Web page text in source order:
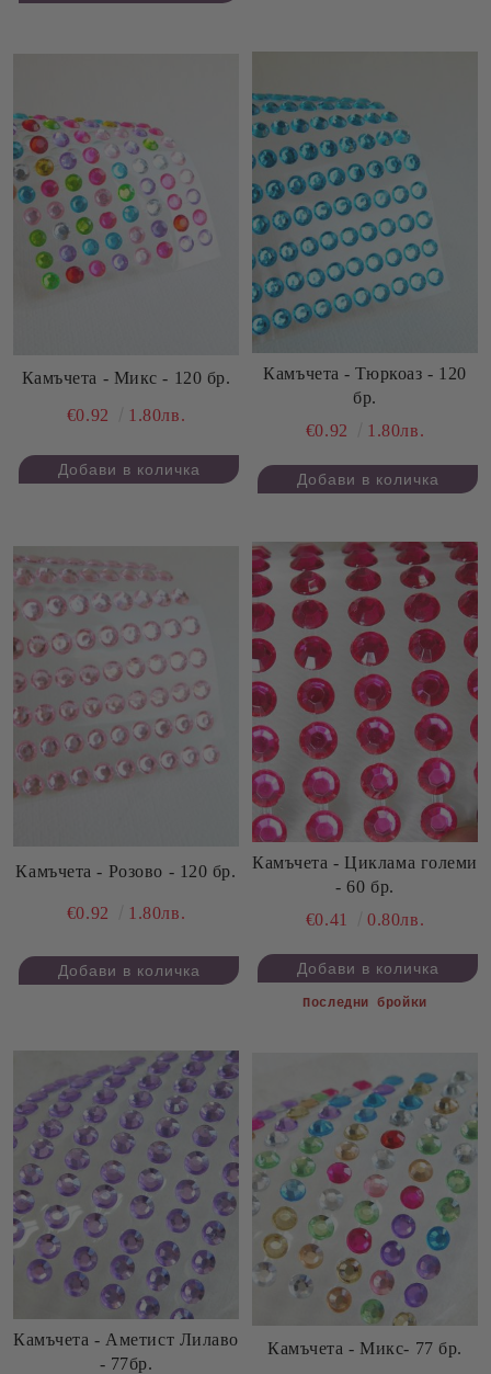
Камъчета - Микс - 120 бр.
€0.92 1.80лв.
Камъчета - Тюркоаз - 120
бр.
€0.92
1.80лв.
Камъчета - Розово - 120 бр.
€0.92 1.80лв.
Камъчета - Циклама големи
- 60 бр.
€0.41
0.80лв.
Последни бройки
Камъчета - Аметист Лилаво
- 77бр.
Камъчета - Микс- 77 бр.